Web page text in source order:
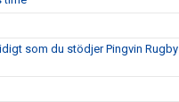
som du stödjer Pingvin Rugby